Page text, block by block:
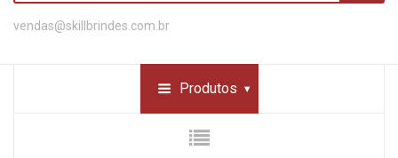
vendas@skillbrindes.com.br
Produtos